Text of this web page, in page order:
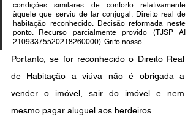
condições similares de conforto relativamente
àquele que serviu de lar conjugal. Direito real de
habitação reconhecido. Decisão reformada neste
ponto. Recurso parcialmente provido (TJSP AI
21093375520218260000). Grifo nosso.
Portanto, se for reconhecido o Direito Real
de Habitação a viúva não é obrigada a
vender o imóvel, sair do imóvel e nem
mesmo pagar aluguel aos herdeiros.